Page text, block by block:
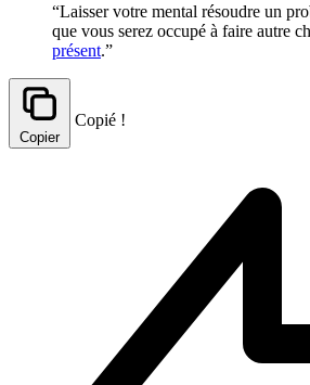
“Laisser votre mental résoudre un
que vous serez occupé à faire autre
présent.”
Copier
Copié !